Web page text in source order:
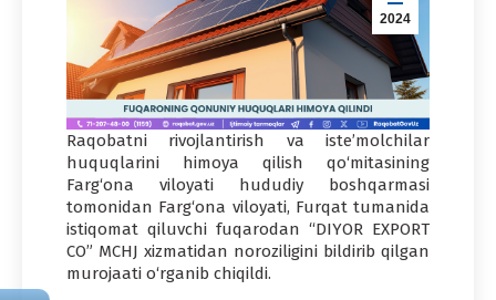
2024
Raqobatni rivojlantirish va iste’molchilar
huquqlarini himoya qilish qo‘mitasining
Farg‘ona viloyati hududiy boshqarmasi
tomonidan Farg‘ona viloyati, Furqat tumanida
istiqomat qiluvchi fuqarodan “DIYOR EXPORT
CO” MCHJ xizmatidan noroziligini bildirib qilgan
murojaati o‘rganib chiqildi.